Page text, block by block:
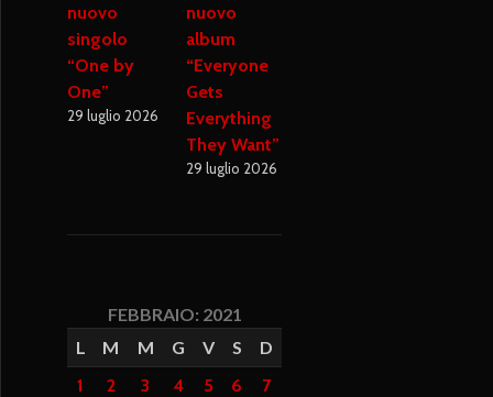
nuovo
singolo
“One by
One”
29 luglio 2026
nuovo
album
“Everyone
Gets
Everything
They Want”
29 luglio 2026
FEBBRAIO: 2021
L
M M G V S
D
1
2 3 4 5 6
7